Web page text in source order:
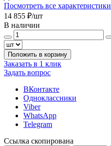
Посмотреть все характеристики
14 855 ₽/шт
В наличии
Положить в корзину
Заказать в 1 клик
Задать вопрос
ВКонтакте
Одноклассники
Viber
WhatsApp
Telegram
Ссылка скопирована